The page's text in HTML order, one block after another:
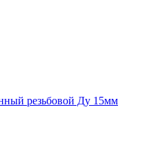
резьбовой Ду 15мм